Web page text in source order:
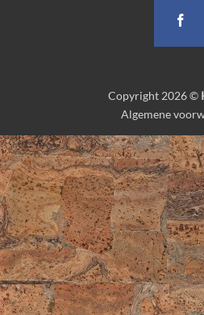
Copyright 2026 ©
Algemene